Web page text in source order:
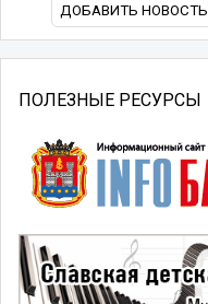
ДОБАВИТЬ НОВОСТЬ
ПОЛЕЗНЫЕ РЕСУРСЫ